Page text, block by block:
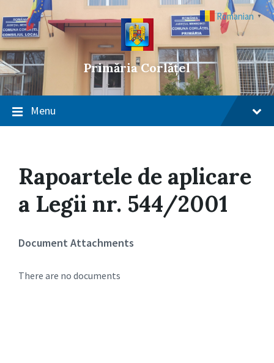
to
content
to
main
navigation
to
footer
Primăria Corlățel
Menu
Rapoartele de aplicare
a Legii nr. 544/2001
Document Attachments
There are no documents
Romanian ▼